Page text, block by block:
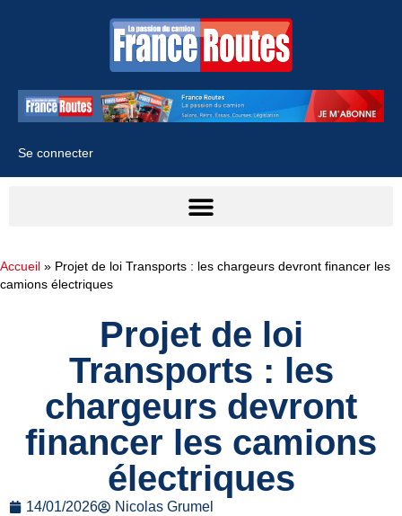
Se connecter
Accueil » Projet de loi Transports : les chargeurs devront financer les
camions électriques
Projet de loi
Transports : les
chargeurs devront
financer les camions
électriques
14/01/2026 Nicolas Grumel